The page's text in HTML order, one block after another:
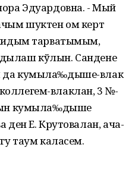
Эдуардовна. - Мый
шуктен ом керт
тарватымым,
кўлын. Сандене
да кумыла‰дыше-влак
влаклан, 3 №-
кумыла‰дыше
ден Е. Крутовалан, ача-
таум каласем.